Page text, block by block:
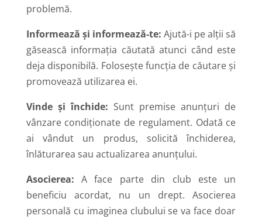
problemă.
Informează și informează-te: Ajută-i pe alții să
găsească informația căutată atunci când este
deja disponibilă. Folosește funcția de căutare și
promovează utilizarea ei.
Vinde și închide: Sunt premise anunțuri de
vânzare condiționate de regulament. Odată ce
ai vândut un produs, solicită închiderea,
înlăturarea sau actualizarea anunțului.
Asocierea: A face parte din club este un
beneficiu acordat, nu un drept. Asocierea
personală cu imaginea clubului se va face doar